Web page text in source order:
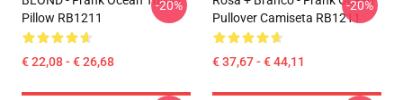
Pillow RB1211
€ 22,08 - € 26,68
-20%
Pullover Camiseta RB1211
€ 37,67 - € 44,11
-20%